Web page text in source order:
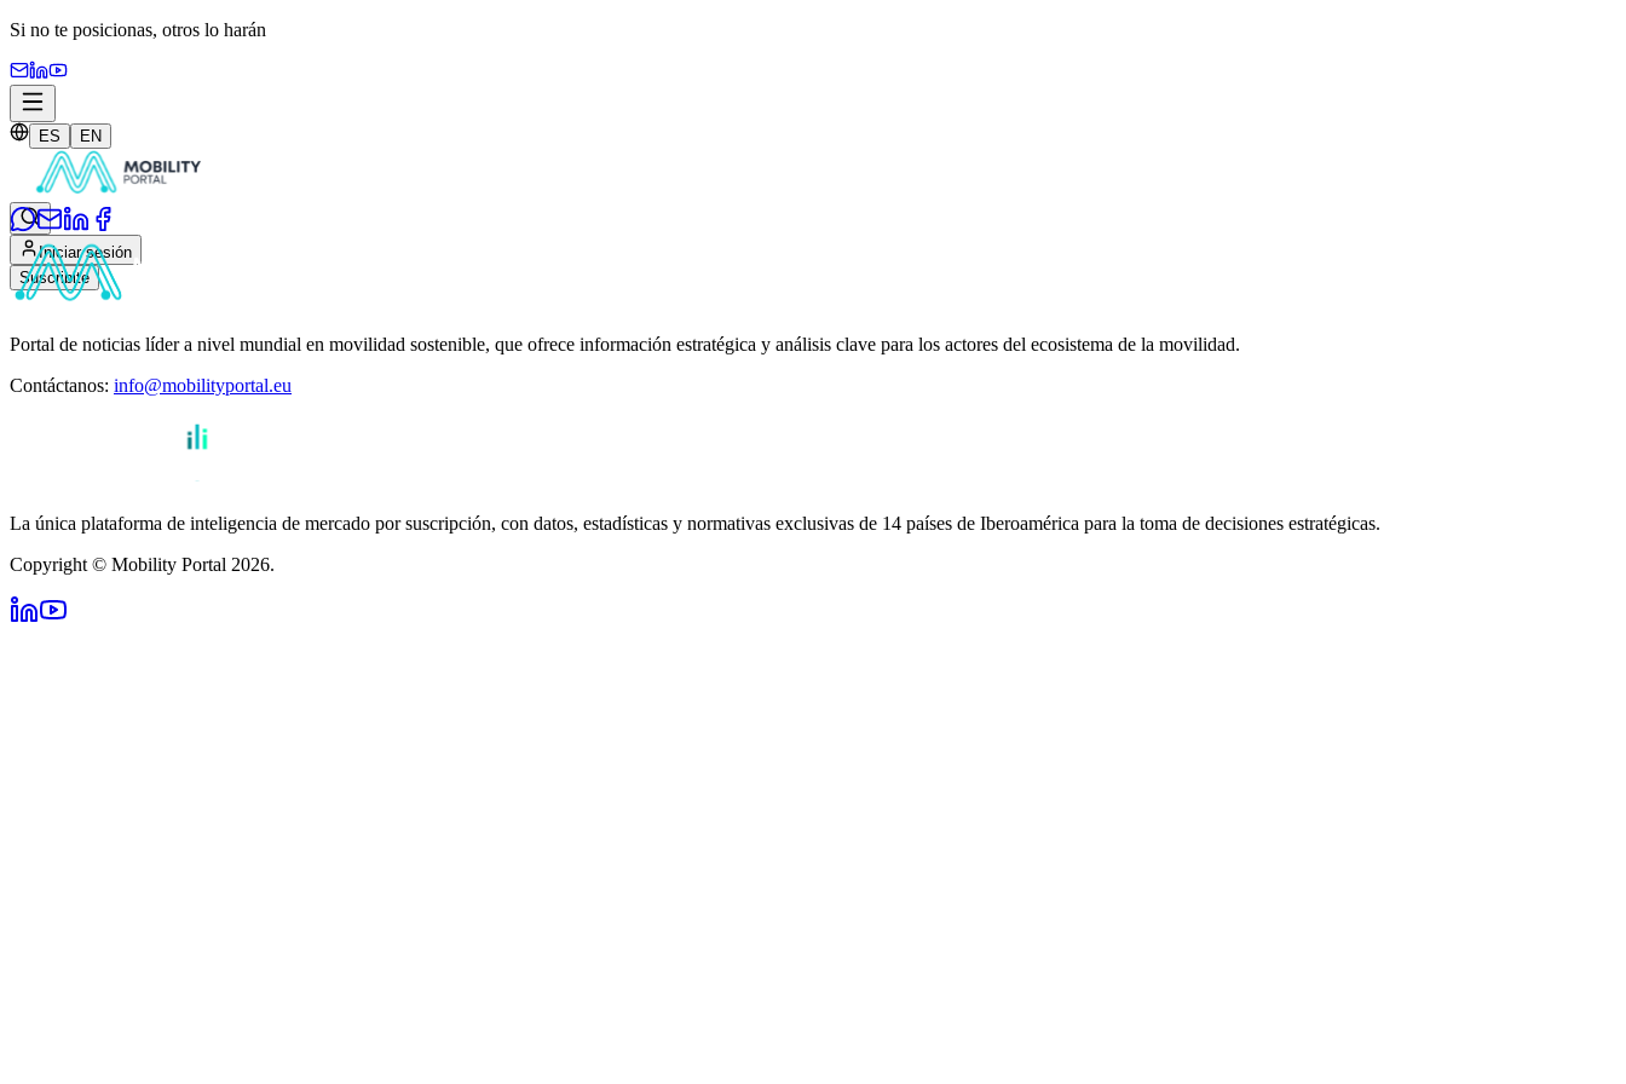
Si no te posicionas, otros lo harán
ES EN
Iniciar sesión
Suscribite
Portal de noticias líder a nivel mundial en movilidad sostenible, que ofrece información estratégica y análisis clave para los actores del ecosistema de la movilidad.
Contáctanos: info@mobilityportal.eu
La única plataforma de inteligencia de mercado por suscripción, con datos, estadísticas y normativas exclusivas de 14 países de Iberoamérica para la toma de decisiones estratégicas.
Copyright © Mobility Portal 2026.